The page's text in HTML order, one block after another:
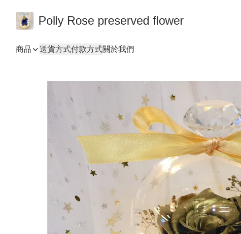
Polly Rose preserved flower
商品 送貨方式付款方式關於我們